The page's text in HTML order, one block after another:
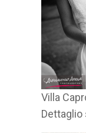
Villa
Dettaglio